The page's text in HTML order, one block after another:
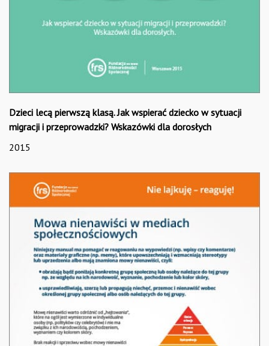
Dzieci lecą pierwszą klasą. Jak wspierać dziecko w sytuacji
migracji i przeprowadzki? Wskazówki dla dorosłych
2015